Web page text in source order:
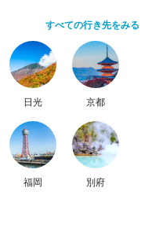
すべての行き先をみる
日光 京都
福岡 別府